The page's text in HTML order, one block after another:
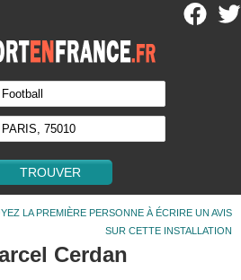
LA PREMIÈRE PERSONNE À ÉCRIRE UN AVIS
SUR CETTE INSTALLATION
Cerdan